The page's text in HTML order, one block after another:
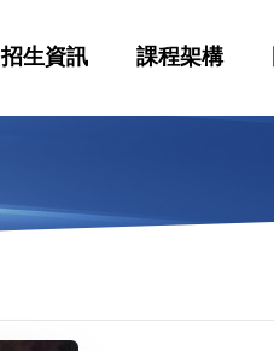
招生資訊 課程架構